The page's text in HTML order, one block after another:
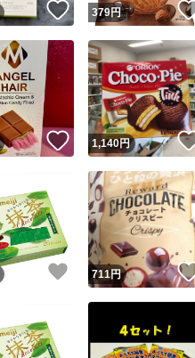
いいね！
379円
いいね！
1,140円
いいね！
711円